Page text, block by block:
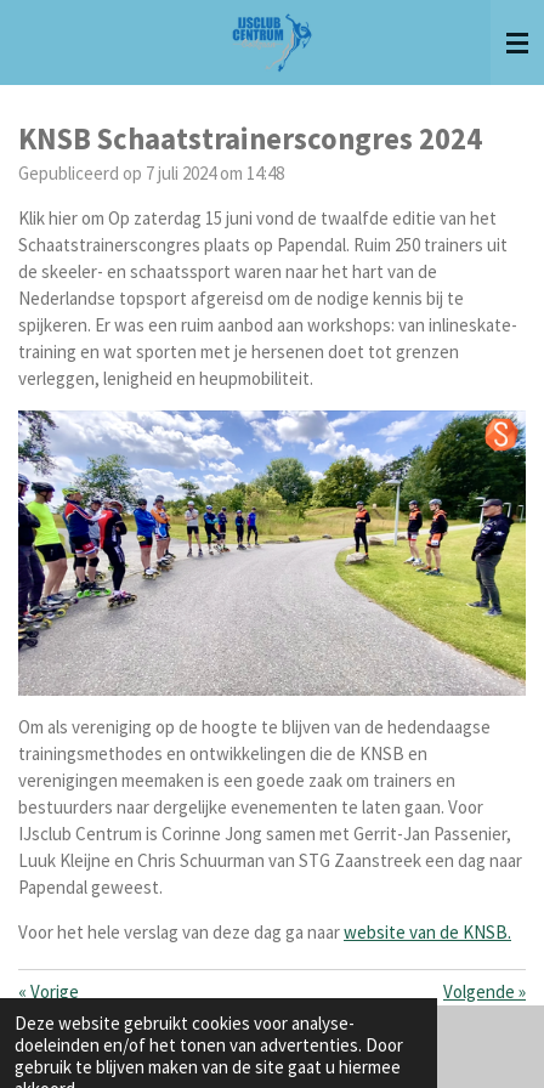
Deze website gebruikt cookies voor analyse-
doeleinden en/of het tonen van advertenties. Door
gebruik te blijven maken van de site gaat u hiermee
hoofdinhoud
KNSB Schaatstrainerscongres 2024
Gepubliceerd op 7 juli 2024 om 14:48
Klik hier om Op zaterdag 15 juni vond de twaalfde editie van het
Schaatstrainerscongres plaats op Papendal. Ruim 250 trainers uit
de skeeler- en schaatssport waren naar het hart van de
Nederlandse topsport afgereisd om de nodige kennis bij te
spijkeren. Er was een ruim aanbod aan workshops: van inlineskate-
training en wat sporten met je hersenen doet tot grenzen
verleggen, lenigheid en heupmobiliteit.
Om als vereniging op de hoogte te blijven van de hedendaagse
trainingsmethodes en ontwikkelingen die de KNSB en
verenigingen meemaken is een goede zaak om trainers en
bestuurders naar dergelijke evenementen te laten gaan. Voor
IJsclub Centrum is Corinne Jong samen met Gerrit-Jan Passenier,
Luuk Kleijne en Chris Schuurman van STG Zaanstreek een dag naar
Papendal geweest.
Voor het hele verslag van deze dag ga naarwebsite van de KNSB.
« Vorige Volgende »
F
I